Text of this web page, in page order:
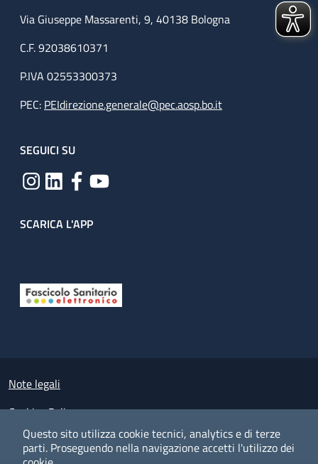
Questo sito utilizza cookie tecnici, analytics e di terze
parti. Proseguendo nella navigazione accetti l'utilizzo dei
Via Giuseppe Massarenti, 9, 40138 Bologna
C.F. 92038610371
P.IVA 02553300373
PEC: PEIdirezione.generale@pec.aosp.bo.it
SEGUICI SU
SCARICA L'APP
Small prints
Note legali
Cookies Policy
Policy privacy e protezione del dato personale